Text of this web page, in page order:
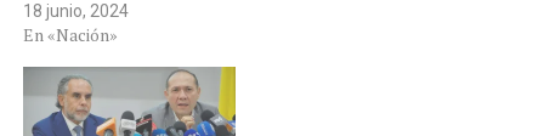
18 junio, 2024
En «Nación»